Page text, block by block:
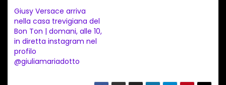
t
o
i
n
c
Giusy Versace arriva
nella casa trevigiana del
Bon Ton | domani, alle 10,
in diretta instagram nel
profilo
@giuliamariadotto